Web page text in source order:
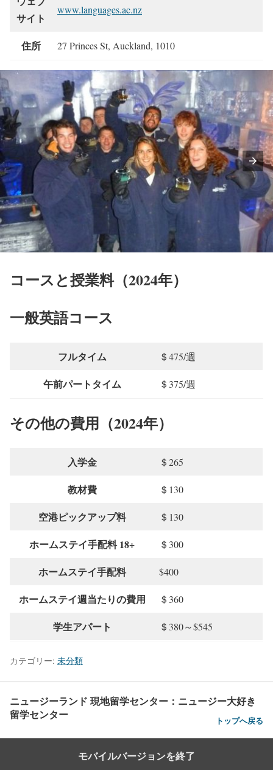
サイト
www.languages.ac.nz
住所 27 Princes St, Auckland, 1010
コースと授業料（2024年）
一般英語コース
フルタイム ＄475/週
午前パートタイム ＄375/週
その他の費用（2024年）
入学金 ＄265
教材費 ＄130
空港ピックアップ料 ＄130
ホームステイ手配料 18+ ＄300
ホームステイ手配料 $400
ホームステイ週当たりの費用 ＄360
学生アパート ＄380～$545
カテゴリー: 未分類
ニュージーランド 現地留学センター：ニュージー大好き
留学センター
トップへ戻る
モバイルバージョンを終了